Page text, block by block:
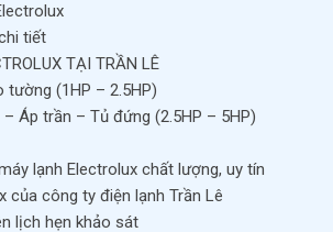
tiết
TẠI TRẦN LÊ
tường (1HP – 2.5HP)
Áp trần – Tủ đứng (2.5HP – 5HP)
lạnh Electrolux chất lượng, uy tín
của công ty điện lạnh Trần Lê
lịch hẹn khảo sát